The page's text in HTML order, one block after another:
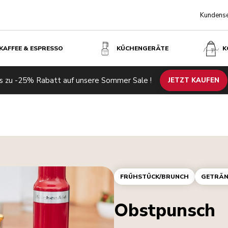
& ESPRESSO KÜCHENGERÄTE
zu -25% Rabatt auf unsere Sommer Sale ! JETZT KAUFEN
FRÜHSTÜCK/BRUNCH
Obstpunsch